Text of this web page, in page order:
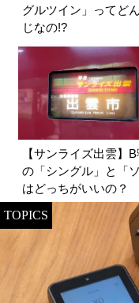
グルツイン」ってど
じなの!?
【サンライズ出雲】
の「シングル」と「ソ
はどっちがいいの？
TOPICS